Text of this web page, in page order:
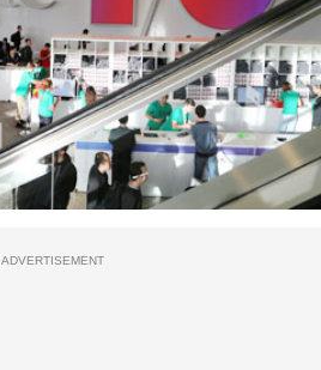
ADVERTISEMENT